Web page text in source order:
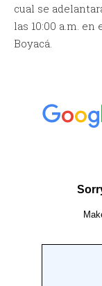
cual se
las 10:00 a.m.
Boyacá.